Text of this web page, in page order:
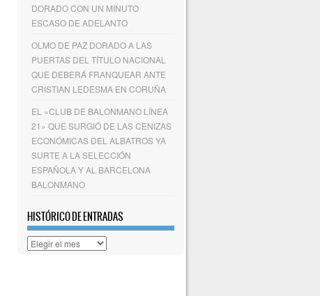
DORADO CON UN MINUTO
ESCASO DE ADELANTO
OLMO DE PAZ DORADO A LAS
PUERTAS DEL TÍTULO NACIONAL
QUE DEBERÁ FRANQUEAR ANTE
CRISTIAN LEDESMA EN CORUÑA
EL «CLUB DE BALONMANO LÍNEA
21» QUE SURGIÓ DE LAS CENIZAS
ECONÓMICAS DEL ALBATROS YA
SURTE A LA SELECCIÓN
ESPAÑOLA Y AL BARCELONA
BALONMANO
HISTÓRICO DE ENTRADAS
Histórico